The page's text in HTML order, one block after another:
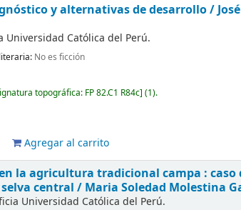
y alternativas de desarrollo /
Universidad Católica del Perú.
No es ficción
topográfica: FP 82.C1 R84c (1).
Agregar al carrito
la agricultura tradicional campa : caso
central / Maria Soledad Molestina
Universidad Católica del Perú.